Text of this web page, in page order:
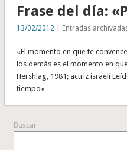
Frase del día:
13/02/2012 | Entradas
«El momento en que te
los demás es el momento en
Hershlag, 1981; actriz israelí
tiempo«
Buscar